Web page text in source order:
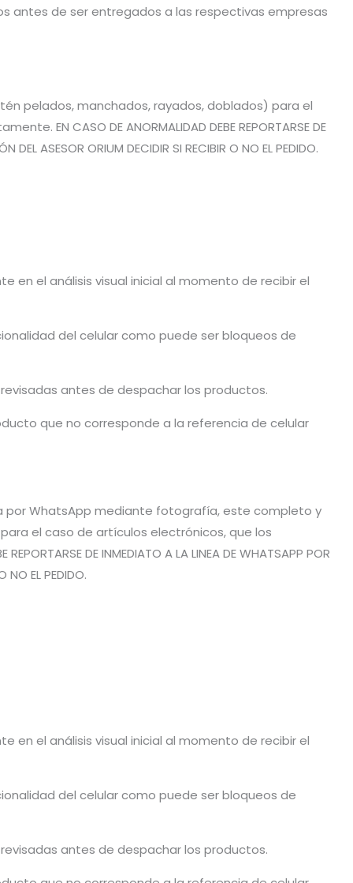
antes de ser entregados a las respectivas empresas
pelados, manchados, rayados, doblados) para el
CASO DE ANORMALIDAD DEBE REPORTARSE DE
DEL ASESOR ORIUM DECIDIR SI RECIBIR O NO EL PEDIDO.
en el análisis visual inicial al momento de recibir el
del celular como puede ser bloqueos de
antes de despachar los productos.
que no corresponde a la referencia de celular
por WhatsApp mediante fotografía, este completo y
el caso de artículos electrónicos, que los
DE INMEDIATO A LA LINEA DE WHATSAPP POR
NO EL PEDIDO.
en el análisis visual inicial al momento de recibir el
del celular como puede ser bloqueos de
antes de despachar los productos.